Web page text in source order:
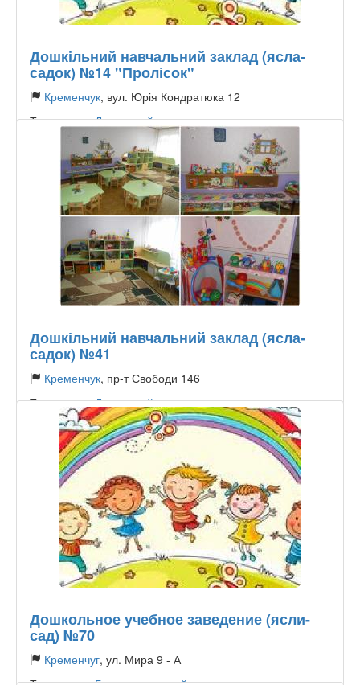
Дошкільний навчальний заклад (ясла-
садок) №14 "Пролісок"
Кременчук, вул. Юрія Кондратюка 12
Тип садика:Державний
Дошкільний навчальний заклад (ясла-
садок) №41
Кременчук, пр-т Свободи 146
Тип садика:Державний
Дошкольное учебное заведение (ясли-
сад) №70
Кременчуг, ул. Мира 9 - А